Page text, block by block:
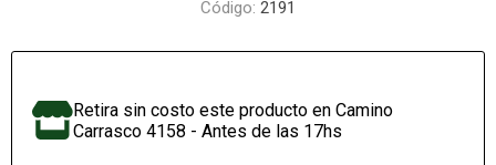
Código: 2191
Retira sin costo este producto en Camino
Carrasco 4158 - Antes de las 17hs